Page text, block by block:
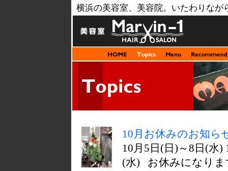
横浜の美容室、美容院。いたわりな
10月お休みのお知ら
10月5日(日)～8日(水)
(水) お休みになりま